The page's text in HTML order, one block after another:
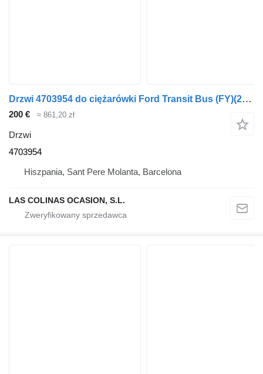
Drzwi 4703954 do ciężarówki Ford Transit Bus (FY)(2000->)
200 € ≈ 861,20 zł
Drzwi
4703954
Hiszpania, Sant Pere Molanta, Barcelona
LAS COLINAS OCASION, S.L.